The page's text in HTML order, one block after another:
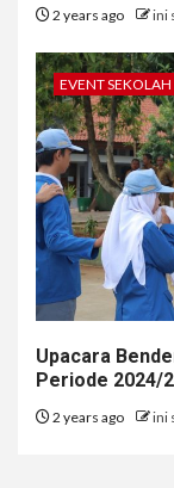
2 years ago ini
EVENT SEKOLAH
Upacara
Periode 2024/
2 years ago ini